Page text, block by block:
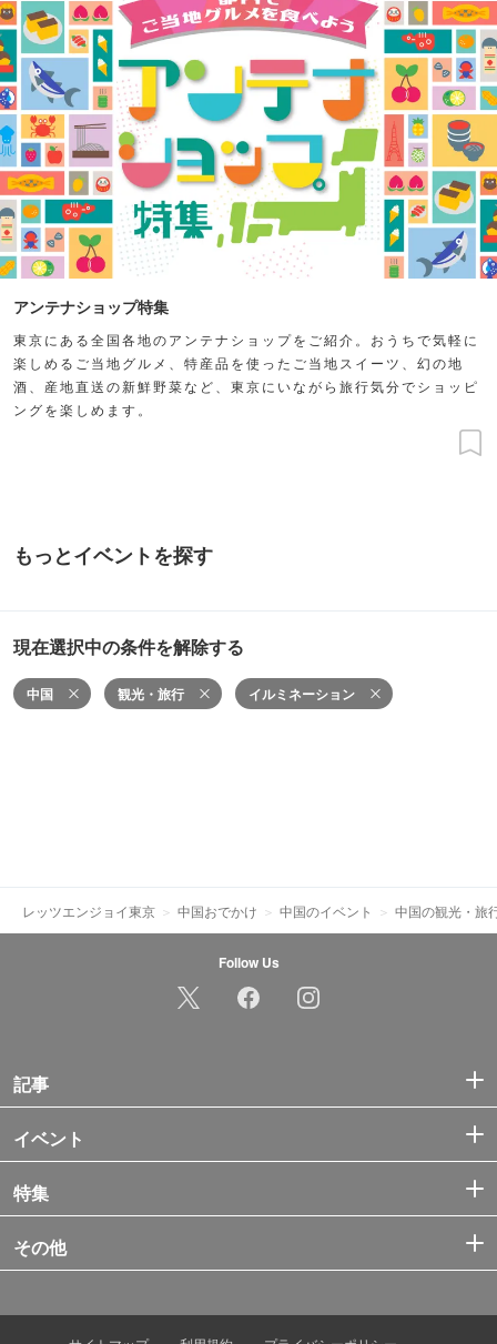
アンテナショップ特集
東京にある全国各地のアンテナショップをご紹介。おうちで気軽に
楽しめるご当地グルメ、特産品を使ったご当地スイーツ、幻の地
酒、産地直送の新鮮野菜など、東京にいながら旅行気分でショッピ
ングを楽しめます。
もっとイベントを探す
現在選択中の条件を解除する
中国 観光・旅行 イルミネーション
レッツエンジョイ東京 中国おでかけ 中国のイベント 中国の観光・旅
Follow Us
記事
イベント
特集
その他